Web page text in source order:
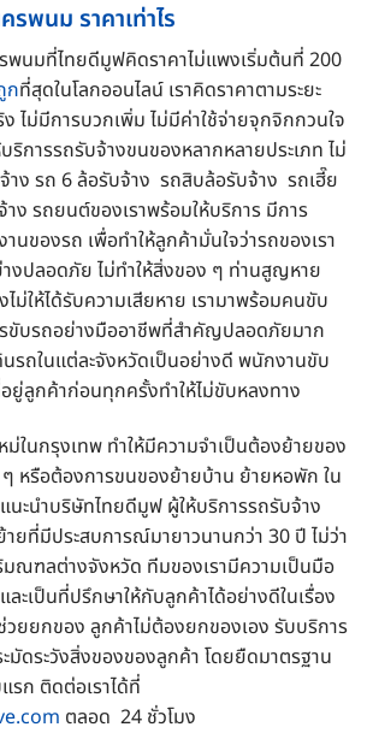
รพนม ราคาเท่าไร
พนมที่ไทยดีมูฟคิดราคาไม่แพงเริ่มต้นที่ 200
กที่สุดในโลกออนไลน์ เราคิดราคาตามระยะ
ไม่มีการบวกเพิ่ม ไม่มีค่าใช้จ่ายจุกจิกกวนใจ
การรถรับจ้างขนของหลากหลายประเภท ไม่
จ้าง รถ 6 ล้อรับจ้าง รถสิบล้อรับจ้าง รถเฮี๊ย
ง รถยนต์ของเราพร้อมให้บริการ มีการ
านของรถ เพื่อทำให้ลูกค้ามั่นใจว่ารถของเรา
งปลอดภัย ไม่ทำให้สิ่งของ ๆ ท่านสูญหาย
ไม่ให้ได้รับความเสียหาย เรามาพร้อมคนขับ
ขับรถอย่างมืออาชีพที่สำคัญปลอดภัยมาก
นรถในแต่ละจังหวัดเป็นอย่างดี พนักงานขับ
ยู่ลูกค้าก่อนทุกครั้งทำให้ไม่ขับหลงทาง
ม่ในกรุงเทพ ทำให้มีความจำเป็นต้องย้ายของ
ๆ หรือต้องการขนของย้ายบ้าน ย้ายหอพัก ใน
นะนำบริษัทไทยดีมูฟ ผู้ให้บริการรถรับจ้าง
ที่มีประสบการณ์มายาวนานกว่า 30 ปี ไม่ว่า
มณฑลต่างจังหวัด ทีมของเรามีความเป็นมือ
ละเป็นที่ปรึกษาให้กับลูกค้าได้อย่างดีในเรื่อง
วยยกของ ลูกค้าไม่ต้องยกของเอง รับบริการ
มัดระวังสิ่งของของลูกค้า โดยยืดมาตรฐาน
รก ติดต่อเราได้ที่
ตลอด 24 ชั่วโมง